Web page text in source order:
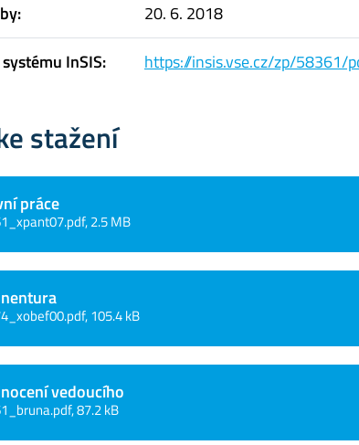
20. 6. 2018
InSIS:
https://insis.vse.cz/zp/58361/
stažení
práce
2.5 MB
105.4 kB
vedoucího
87.2 kB